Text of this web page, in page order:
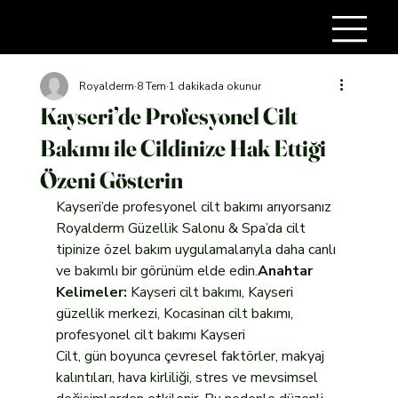
Kayseri’de Profesyonel Cilt
Bakımı ile Cildinize Hak Ettiği
Özeni Gösterin
Royalderm 8 Tem 1 dakikada okunur
Kayseri’de profesyonel cilt bakımı arıyorsanız
Royalderm Güzellik Salonu & Spa’da cilt
tipinize özel bakım uygulamalarıyla daha canlı
ve bakımlı bir görünüm elde edin.Anahtar
Kelimeler: Kayseri cilt bakımı, Kayseri
güzellik merkezi, Kocasinan cilt bakımı,
profesyonel cilt bakımı Kayseri
Cilt, gün boyunca çevresel faktörler, makyaj
kalıntıları, hava kirliliği, stres ve mevsimsel